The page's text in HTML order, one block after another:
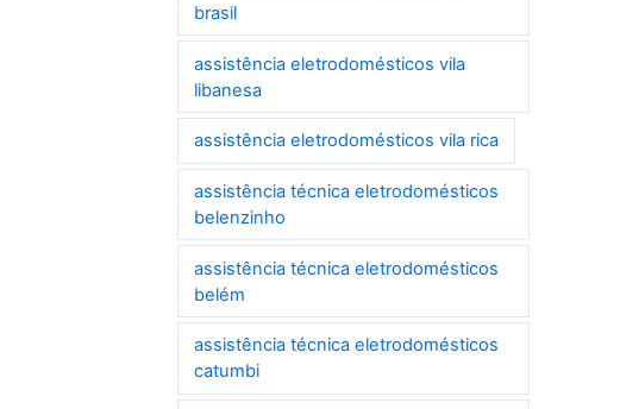
brasil
assistência eletrodomésticos vila
libanesa
assistência eletrodomésticos vila rica
assistência técnica eletrodomésticos
belenzinho
assistência técnica eletrodomésticos
belém
assistência técnica eletrodomésticos
catumbi